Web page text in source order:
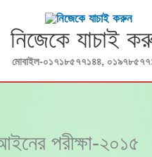
নিজেকে যাচাই
মোবাইল-০১৭১৮৫৭৭১৪৪,
পরীক্ষা-২০১৫